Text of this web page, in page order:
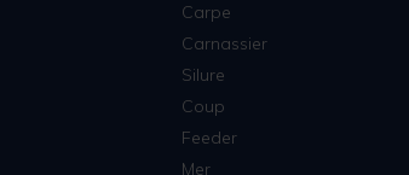
Carpe
Carnassier
Silure
Coup
Feeder
Mer